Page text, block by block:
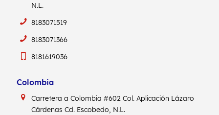
N.L.
8183071519
8183071366
8181619036
Colombia
Carretera a Colombia #602Col. Aplicación Lázaro
CárdenasCd. Escobedo, N.L.